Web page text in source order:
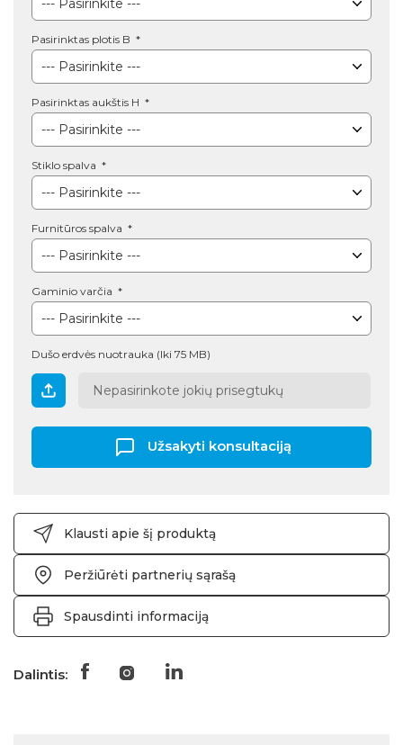
Pasirinktas plotis B
Pasirinktas aukštis H
Stiklo spalva
Furnitūros spalva
Gaminio varčia
Dušo erdvės nuotrauka (Iki 75 MB)
Nepasirinkote jokių prisegtukų
Užsakyti konsultaciją
Klausti apie šį produktą
Peržiūrėti partnerių sąrašą
Spausdinti informaciją
Dalintis: